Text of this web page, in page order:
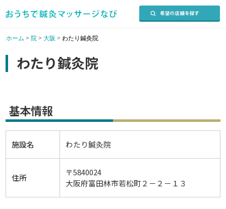
ホーム > 院> 大阪 > わたり鍼灸院
わたり鍼灸院
基本情報
施設名 わたり鍼灸院
住所
〒5840024
大阪府富田林市若松町２－２－１３